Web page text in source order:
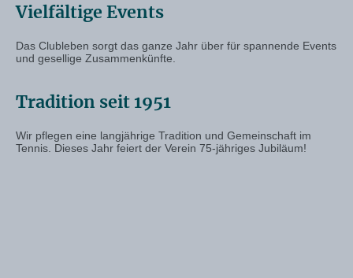
Vielfältige Events
Das Clubleben sorgt das ganze Jahr über für spannende Events
und gesellige Zusammenkünfte.
Tradition seit 1951
Wir pflegen eine langjährige Tradition und Gemeinschaft im
Tennis. Dieses Jahr feiert der Verein 75-jähriges Jubiläum!